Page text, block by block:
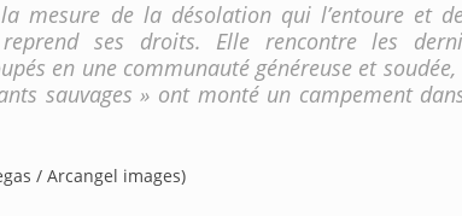
mesure de la désolation qui l’entoure et
ses droits. Elle rencontre les
en une communauté généreuse et
sauvages » ont monté un campement
/ Arcangel images)